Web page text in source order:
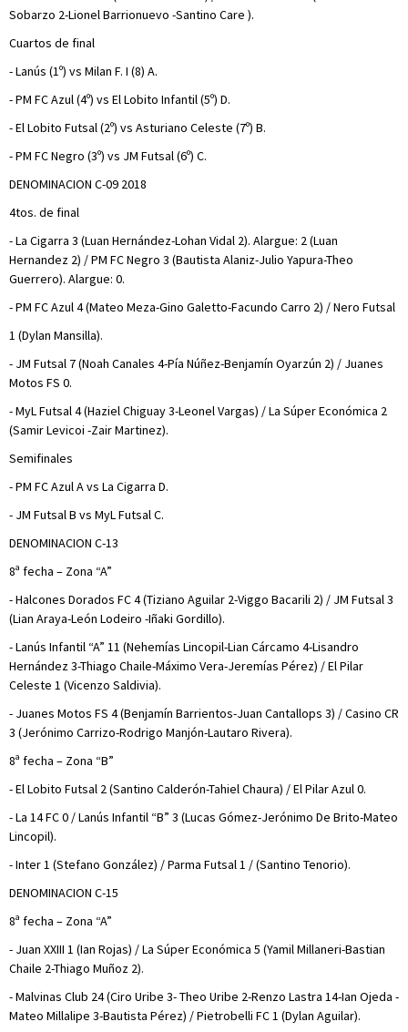
Sobarzo 2-Lionel Barrionuevo -Santino Care ).
Cuartos de final
- Lanús (1º) vs Milan F. I (8) A.
- PM FC Azul (4º) vs El Lobito Infantil (5º) D.
- El Lobito Futsal (2º) vs Asturiano Celeste (7º) B.
- PM FC Negro (3º) vs JM Futsal (6º) C.
DENOMINACION C-09 2018
4tos. de final
- La Cigarra 3 (Luan Hernández-Lohan Vidal 2). Alargue: 2 (Luan
Hernandez 2) / PM FC Negro 3 (Bautista Alaniz-Julio Yapura-Theo
Guerrero). Alargue: 0.
- PM FC Azul 4 (Mateo Meza-Gino Galetto-Facundo Carro 2) / Nero Futsal
1 (Dylan Mansilla).
- JM Futsal 7 (Noah Canales 4-Pía Núñez-Benjamín Oyarzún 2) / Juanes
Motos FS 0.
- MyL Futsal 4 (Haziel Chiguay 3-Leonel Vargas) / La Súper Económica 2
(Samir Levicoi -Zair Martinez).
Semifinales
- PM FC Azul A vs La Cigarra D.
- JM Futsal B vs MyL Futsal C.
DENOMINACION C-13
8ª fecha – Zona “A”
- Halcones Dorados FC 4 (Tiziano Aguilar 2-Viggo Bacarili 2) / JM Futsal 3
(Lian Araya-León Lodeiro -Iñaki Gordillo).
- Lanús Infantil “A” 11 (Nehemías Lincopil-Lian Cárcamo 4-Lisandro
Hernández 3-Thiago Chaile-Máximo Vera-Jeremías Pérez) / El Pilar
Celeste 1 (Vicenzo Saldivia).
- Juanes Motos FS 4 (Benjamín Barrientos-Juan Cantallops 3) / Casino CR
3 (Jerónimo Carrizo-Rodrigo Manjón-Lautaro Rivera).
8ª fecha – Zona “B”
- El Lobito Futsal 2 (Santino Calderón-Tahiel Chaura) / El Pilar Azul 0.
- La 14 FC 0 / Lanús Infantil “B” 3 (Lucas Gómez-Jerónimo De Brito-Mateo
Lincopil).
- Inter 1 (Stefano González) / Parma Futsal 1 / (Santino Tenorio).
DENOMINACION C-15
8ª fecha – Zona “A”
- Juan XXIII 1 (Ian Rojas) / La Súper Económica 5 (Yamil Millaneri-Bastian
Chaile 2-Thiago Muñoz 2).
- Malvinas Club 24 (Ciro Uribe 3- Theo Uribe 2-Renzo Lastra 14-Ian Ojeda -
Mateo Millalipe 3-Bautista Pérez) / Pietrobelli FC 1 (Dylan Aguilar).